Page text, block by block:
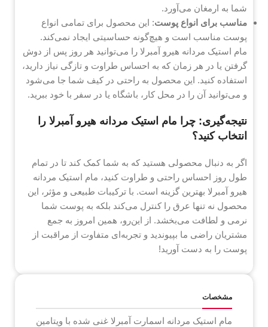
شما به ارمغان می‌آورد.
مناسب برای انواع پوست: این محصول برای تمامی انواع
پوست مناسب است و هیچ‌گونه حساسیتی ایجاد نمی‌کند.
مام استيک مردانه هیرو آمبرلا را می‌توانید هر روز پس از دوش
گرفتن یا در هر زمان که به احساس طراوت و تازگی نیاز دارید،
استفاده کنید. این محصول به راحتی در کیف شما جا می‌شود
و می‌توانید آن را در محل کار، باشگاه یا در سفر با خود ببرید.
نتیجه‌گیری: چرا مام استيک مردانه هیرو آمبرلا را
انتخاب کنید؟
اگر به دنبال محصولی هستید که به شما کمک کند تا در تمام
طول روز احساس راحتی و طراوت کنید، مام استيک مردانه
هیرو آمبرلا بهترین گزینه است. با ترکیبات طبیعی و مؤثر، این
محصول نه تنها عرق را کنترل می‌کند بلکه به پوست شما
نرمی و لطافت می‌بخشد. از این‌رو، همین امروز به جمع
مشتریان راضی ما بپیوندید و تجربه‌ای متفاوت از مراقبت از
پوست را به دست آورید!
مشخصات
مام استيک مردانه اسمارت آمبرلا غنی شده با ویتامین